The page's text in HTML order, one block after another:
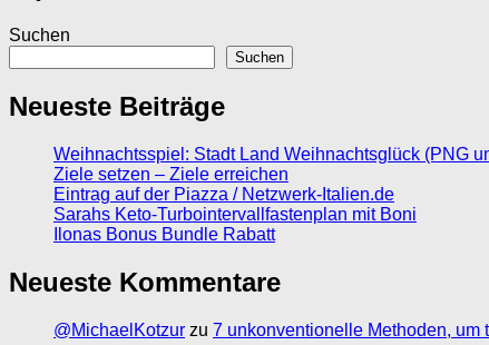
Suchen
Suchen
Neueste Beiträge
Weihnachtsspiel: Stadt Land Weihnachtsglück (PNG
Ziele setzen – Ziele erreichen
Eintrag auf der Piazza / Netzwerk-Italien.de
Sarahs Keto-Turbointervallfastenplan mit Boni
Ilonas Bonus Bundle Rabatt
Neueste Kommentare
@MichaelKotzur zu 7 unkonventionelle Methoden, um